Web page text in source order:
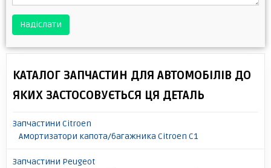
Надіслати
КАТАЛОГ ЗАПЧАСТИН ДЛЯ АВТОМОБІЛІВ ДО
ЯКИХ ЗАСТОСОВУЄТЬСЯ ЦЯ ДЕТАЛЬ
Запчастини Citroen
Амортизатори капота/багажника Citroen C1
Запчастини Peugeot